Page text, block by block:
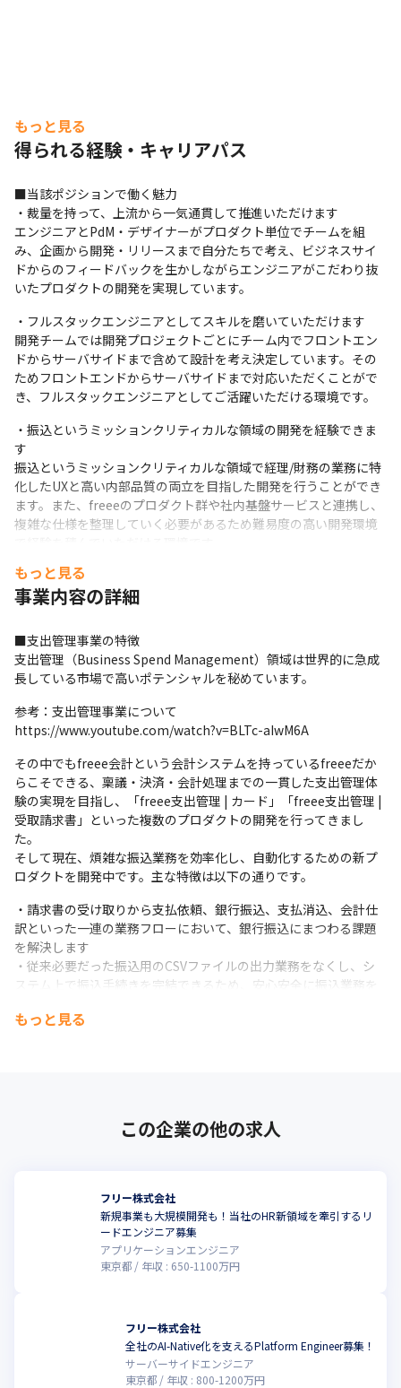
もっと見る
得られる経験・キャリアパス
■当該ポジションで働く魅力
・裁量を持って、上流から一気通貫して推進いただけます
エンジニアとPdM・デザイナーがプロダクト単位でチームを組
み、企画から開発・リリースまで自分たちで考え、ビジネスサイ
ドからのフィードバックを生かしながらエンジニアがこだわり抜
いたプロダクトの開発を実現しています。
・フルスタックエンジニアとしてスキルを磨いていただけます
開発チームでは開発プロジェクトごとにチーム内でフロントエン
ドからサーバサイドまで含めて設計を考え決定しています。その
ためフロントエンドからサーバサイドまで対応いただくことがで
き、フルスタックエンジニアとしてご活躍いただける環境です。
・振込というミッションクリティカルな領域の開発を経験できま
す
振込というミッションクリティカルな領域で経理/財務の業務に特
化したUXと高い内部品質の両立を目指した開発を行うことができ
ます。また、freeeのプロダクト群や社内基盤サービスと連携し、
複雑な仕様を整理していく必要があるため難易度の高い開発環境
もっと見る
事業内容の詳細
■支出管理事業の特徴
支出管理（Business Spend Management）領域は世界的に急成
長している市場で高いポテンシャルを秘めています。
参考：支出管理事業について
https://www.youtube.com/watch?v=BLTc-aIwM6A
その中でもfreee会計という会計システムを持っているfreeeだか
らこそできる、稟議・決済・会計処理までの一貫した支出管理体
験の実現を目指し、「freee支出管理 | カード」「freee支出管理 |
受取請求書」といった複数のプロダクトの開発を行ってきまし
た。
そして現在、煩雑な振込業務を効率化し、自動化するための新プ
ロダクトを開発中です。主な特徴は以下の通りです。
・請求書の受け取りから支払依頼、銀行振込、支払消込、会計仕
訳といった一連の業務フローにおいて、銀行振込にまつわる課題
を解決します
・従来必要だった振込用のCSVファイルの出力業務をなくし、シ
ステム上で振込手続きを完結できるため、安心安全に振込業務を
・請求書の受取から振込までをfreeeのプロダクト内で一貫して行
の提供する他のサービスとの連携を強化することで、バックオフ
また一定の企業規模になり、これからIPOを目指す企業では社内の
内部統制を構築していく必要があります。
こうした企業に対しても統合型ERPとして社内ワークフローや会
計システムとの連携を行うことが可能となっており、支出管理シ
ステム以外の複数のプロダクトを活用していただくことでシーム
こうした背景からfreeeの目指す「統合型経営プラットフォーム」
の一つの重要なモジュールとして、支出管理事業は位置付けられ
もっと見る
この企業の他の求人
フリー株式会社
新規事業も大規模開発も！当社のHR新領域を牽引するリ
ードエンジニア募集
アプリケーションエンジニア
東京都
年収 : 650-1100万円
フリー株式会社
全社のAI-Native化を支えるPlatform Engineer募集！
サーバーサイドエンジニア
東京都
年収 : 800-1200万円